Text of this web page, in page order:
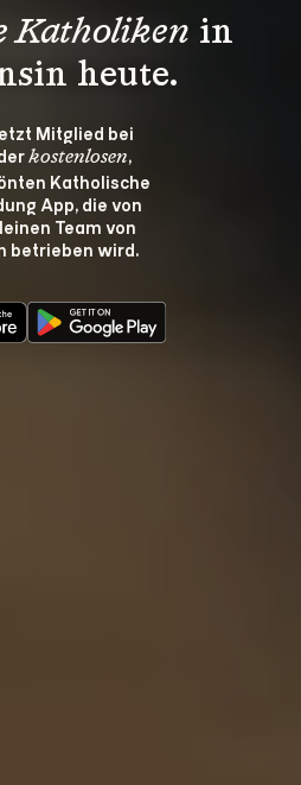
Katholiken in
heute.
Mitglied bei
kostenlosen,
Katholische
App, die von
Team von
betrieben wird.